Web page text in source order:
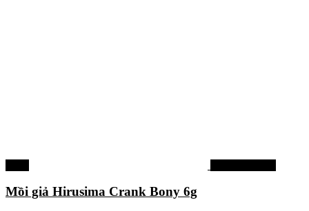
Mồi giả Hirusima Crank Bony 6g